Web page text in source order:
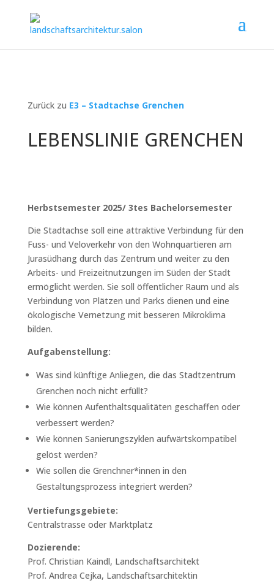
Zurück zu E3 – Stadtachse Grenchen
LEBENSLINIE GRENCHEN
Herbstsemester 2025/ 3tes Bachelorsemester
Die Stadtachse soll eine attraktive Verbindung für den
Fuss- und Veloverkehr von den Wohnquartieren am
Jurasüdhang durch das Zentrum und weiter zu den
Arbeits- und Freizeitnutzungen im Süden der Stadt
ermöglicht werden. Sie soll öffentlicher Raum und als
Verbindung von Plätzen und Parks dienen und eine
ökologische Vernetzung mit besseren Mikroklima
bilden.
Aufgabenstellung:
Was sind künftige Anliegen, die das Stadtzentrum
Grenchen noch nicht erfüllt?
Wie können Aufenthaltsqualitäten geschaffen oder
verbessert werden?
Wie können Sanierungszyklen aufwärtskompatibel
gelöst werden?
Wie sollen die Grenchner*innen in den
Gestaltungsprozess integriert werden?
Vertiefungsgebiete:
Centralstrasse oder Marktplatz
Dozierende:
Prof. Christian Kaindl, Landschaftsarchitekt
Prof. Andrea Cejka, Landschaftsarchitektin